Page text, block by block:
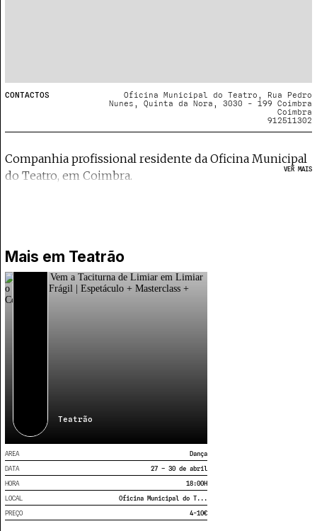
CONTACTOS
Oficina Municipal do Teatro, Rua Pedro
Nunes, Quinta da Nora, 3030 - 199 Coimbra
Coimbra
912511302
Companhia profissional residente da Oficina Municipal
do Teatro, em Coimbra.
VER MAIS
Mais em Teatrão
Teatrão
AREA
Dança
DATA
27 – 30 de abril
HORA
18:00H
LOCAL
Oficina Municipal do T...
PREÇO
4-10€